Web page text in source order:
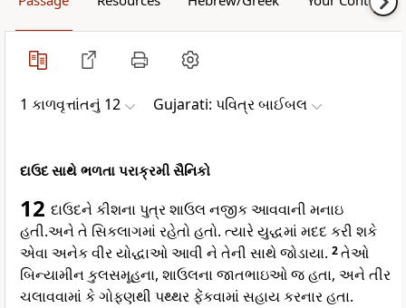
1 કાળવૃત્તાંતનું 12 Gujarati: પવિત્ર બાઈબલ
દાઉદ સાથે ભળતા પરાક્રમી સૈનિકો
12 દાઉદને કીશના પુત્ર શાઉલ નજીક આવવાની મનાઇ
હતી.અને તે સિકલાગમાં રહેતો હતો. ત્યારે યુદ્ધમાં મદદ કરી શકે
એવા અનેક વીર યોદ્ધાઓ આવી ને તેની સાથે જોડાયા. 2તેઓ
બિન્યામીન કુલસમૂહના, શાઉલના જાતભાઇઓ જ હતા, અને તીર
ચલાવવામાં કે ગોફણથી પથ્થર ફેંકવામાં સહાય કરનાર હતા.